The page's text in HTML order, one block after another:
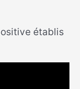
établis